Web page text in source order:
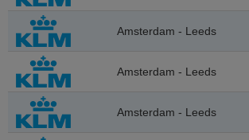
Amsterdam - Leeds
Amsterdam - Leeds
Amsterdam - Leeds